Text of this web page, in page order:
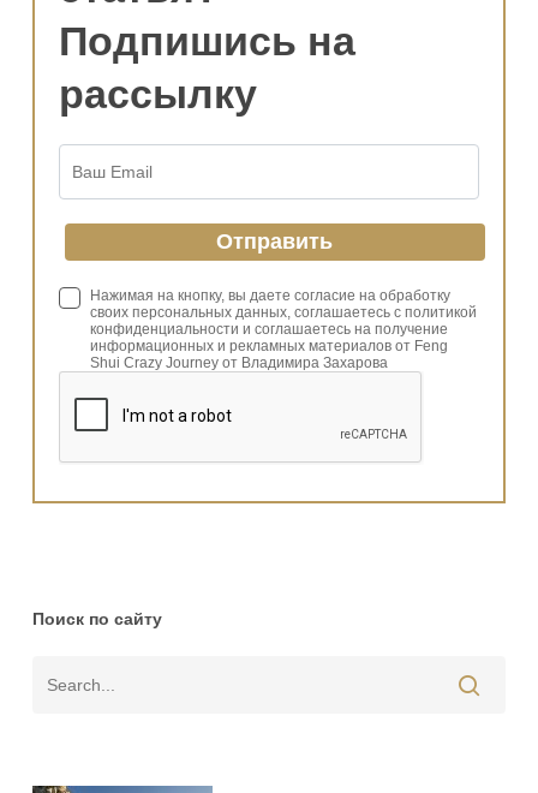
Подпишись на
рассылку
Нажимая на кнопку, вы даете согласие на обработку
своих персональных данных, соглашаетесь с политикой
конфиденциальности и соглашаетесь на получение
информационных и рекламных материалов от Feng
Shui Crazy Journey от Владимира Захарова
Поиск по сайту